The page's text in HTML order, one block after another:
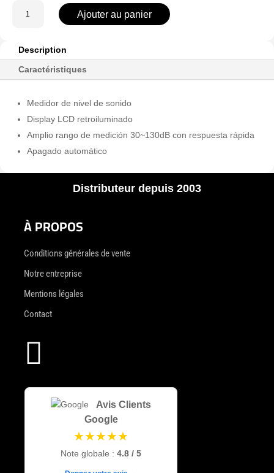
Ajouter au panier
Description
Caractéristiques
Medidor de nivel de sonido
Display LCD retroiluminado
Amplio rango de medición 30~130dB con respuesta rápida
Apagado automático
Distributeur depuis 2003
À PROPOS
Conditions générales de vente
Notre entreprise
Mentions légales
Contact

Avis Clients
Google
★★★★★
Note globale : 4.8 / 5